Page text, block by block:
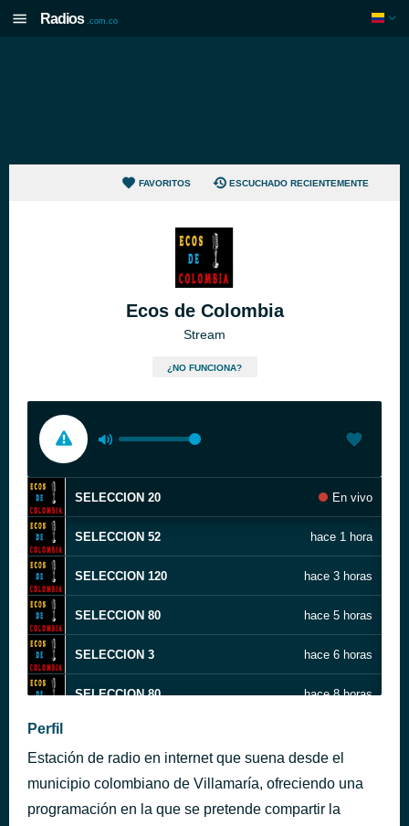
Radios .com.co
FAVORITOS ESCUCHADO RECIENTEMENTE
Ecos de Colombia
Stream
¿NO FUNCIONA?
SELECCION 20 En vivo
SELECCION 52 hace 1 hora
SELECCION 120 hace 3 horas
SELECCION 80 hace 5 horas
SELECCION 3 hace 6 horas
SELECCION 80 hace 8 horas
SELECCION 87 hace 13 horas
Perfil
Estación de radio en internet que suena desde el
municipio colombiano de Villamaría, ofreciendo una
programación en la que se pretende compartir la